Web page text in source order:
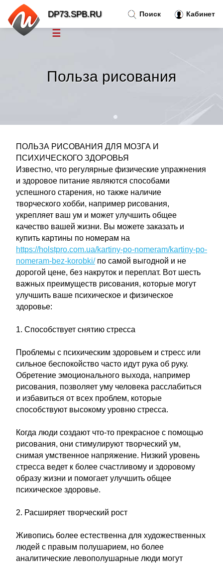
Польза рисования
ПОЛЬЗА РИСОВАНИЯ ДЛЯ МОЗГА И
ПСИХИЧЕСКОГО ЗДОРОВЬЯ
Известно, что регулярные физические упражнения
и здоровое питание являются способами
успешного старения, но также наличие
творческого хобби, например рисования,
укрепляет ваш ум и может улучшить общее
качество вашей жизни. Вы можете заказать и
купить картины по номерам на
https://holstpro.com.ua/kartiny-po-nomeram/kartiny-po-
nomeram-bez-korobki/по самой выгодной и не
дорогой цене, без накруток и переплат. Вот шесть
важных преимуществ рисования, которые могут
улучшить ваше психическое и физическое
здоровье:
1. Способствует снятию стресса
Проблемы с психическим здоровьем и стресс или
сильное беспокойство часто идут рука об руку.
Обретение эмоционального выхода, например
рисования, позволяет уму человека расслабиться
и избавиться от всех проблем, которые
способствуют высокому уровню стресса.
Когда люди создают что-то прекрасное с помощью
рисования, они стимулируют творческий ум,
снимая умственное напряжение. Низкий уровень
стресса ведет к более счастливому и здоровому
образу жизни и помогает улучшить общее
психическое здоровье.
2. Расширяет творческий рост
Живопись более естественна для художественных
людей с правым полушарием, но более
аналитические левополушарные люди могут
Поиск Кабинет
DP73.SPB.RU
☰
Тренды новостей»
Контакт»